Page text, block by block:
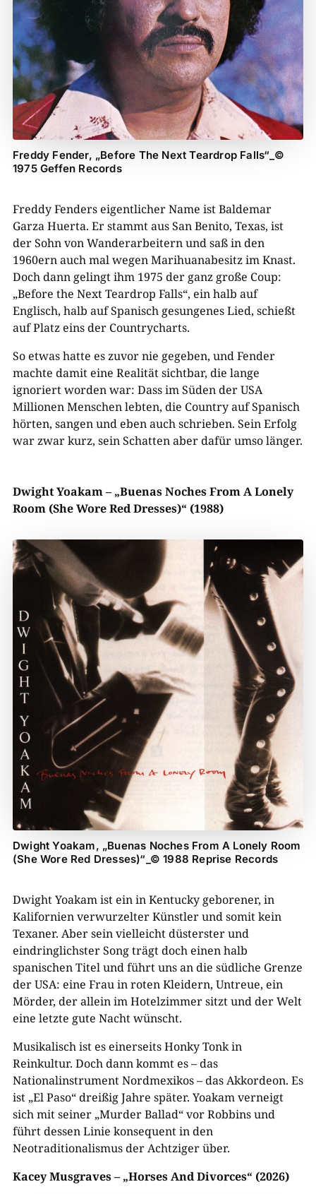
Freddy Fender, „Before The Next Teardrop Falls“_©
1975 Geffen Records
Freddy Fenders eigentlicher Name ist Baldemar
Garza Huerta. Er stammt aus San Benito, Texas, ist
der Sohn von Wanderarbeitern und saß in den
1960ern auch mal wegen Marihuanabesitz im Knast.
Doch dann gelingt ihm 1975 der ganz große Coup:
„Before the Next Teardrop Falls“, ein halb auf
Englisch, halb auf Spanisch gesungenes Lied, schießt
auf Platz eins der Countrycharts.
So etwas hatte es zuvor nie gegeben, und Fender
machte damit eine Realität sichtbar, die lange
ignoriert worden war: Dass im Süden der USA
Millionen Menschen lebten, die Country auf Spanisch
hörten, sangen und eben auch schrieben. Sein Erfolg
war zwar kurz, sein Schatten aber dafür umso länger.
Dwight Yoakam – „Buenas NochesFrom ALonely
Room (She Wore Red Dresses)“ (1988)
Dwight Yoakam, „Buenas Noches From A Lonely Room
(She Wore Red Dresses)“_© 1988 Reprise Records
Dwight Yoakam ist ein in Kentucky geborener, in
Kalifornien verwurzelter Künstler und somit kein
Texaner. Aber sein vielleicht düsterster und
eindringlichster Song trägt doch einen halb
spanischen Titel und führt uns an die südliche Grenze
der USA: eine Frau in roten Kleidern, Untreue, ein
Mörder, der allein im Hotelzimmer sitzt und der Welt
eine letzte gute Nacht wünscht.
Musikalisch ist es einerseits Honky Tonk in
Reinkultur. Doch dann kommt es – das
Nationalinstrument Nordmexikos – das Akkordeon. Es
ist „El Paso“ dreißig Jahre später. Yoakam verneigt
sich mit seiner „Murder Ballad“ vor Robbins und
führt dessen Linie konsequent in den
Neotraditionalismus der Achtziger über.
Kacey Musgraves – „HorsesAndDivorces“ (2026)